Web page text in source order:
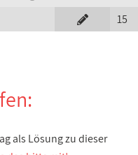
15
als Lösung zu dieser